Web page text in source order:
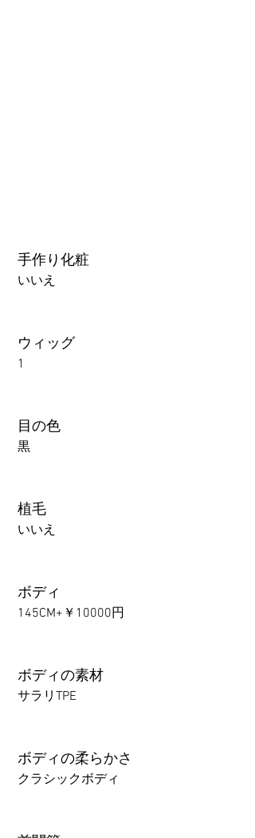
手作り化粧
いいえ
ウィッグ
1
目の色
黒
植毛
いいえ
ボディ
145CM+￥10000円
ボディの素材
サラリTPE
ボディの柔らかさ
クラシックボディ